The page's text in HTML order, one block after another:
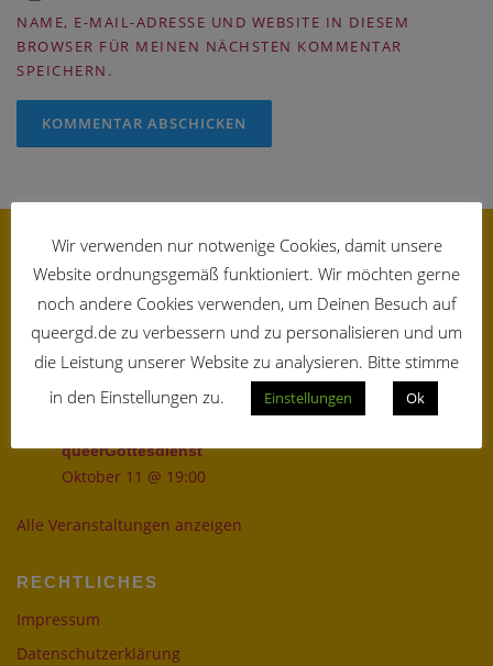
NAME, E-MAIL-ADRESSE UND WEBSITE IN DIESEM
BROWSER FÜR MEINEN NÄCHSTEN KOMMENTAR
SPEICHERN.
ANSTEHENDE TERMINE
August 9 @ 19:00
September 13 @ 19:00
queerGottesdienst
Oktober 11 @ 19:00
Alle Veranstaltungen anzeigen
RECHTLICHES
Impressum
Datenschutzerklärung
Wir verwenden nur notwenige Cookies, damit unsere
Website ordnungsgemäß funktioniert. Wir möchten gerne
noch andere Cookies verwenden, um Deinen Besuch auf
queergd.de zu verbessern und zu personalisieren und um
die Leistung unserer Website zu analysieren. Bitte stimme
in den Einstellungen zu.
Einstellungen Ok